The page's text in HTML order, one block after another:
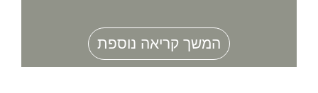
המשך קריאה נוספת